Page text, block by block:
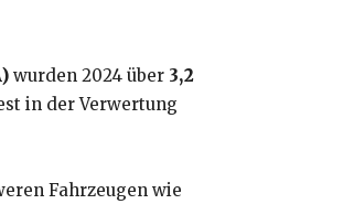
wurden 2024 über 3,2
in der Verwertung
Fahrzeugen wie